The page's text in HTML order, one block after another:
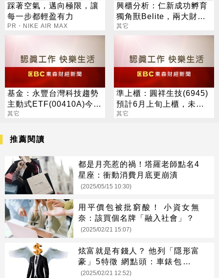
踩著空氣，邁向極限，讓
每一步都輕盈有力
PR・NIKE AIR MAX
興櫃分析：仁新成功孵育
獨角獸Belite，兩大財經
外媒齊按讚，寫台灣生技
其它
基金：永豐台灣科技趨勢
主動式ETF(00410A)今掛
牌上市，布局科技供應鏈
其它
準上櫃：圓祥生技(6945)
預計6月上旬上櫃，未來
三年拚每年一授權
其它
推薦閱讀
都是月亮惹的禍！塔羅老師點名4
星座：衝動消費月底更崩潰
(2025/05/15 10:30)
用平價包被批窮酸！ 小資女無
奈：該買個名牌「融入社會」？
(2025/02/21 15:07)
炫富就是有錢人？ 他列「隱形富
豪」5特徵 網點頭：車錶包真的
不準
(2025/02/21 12:52)